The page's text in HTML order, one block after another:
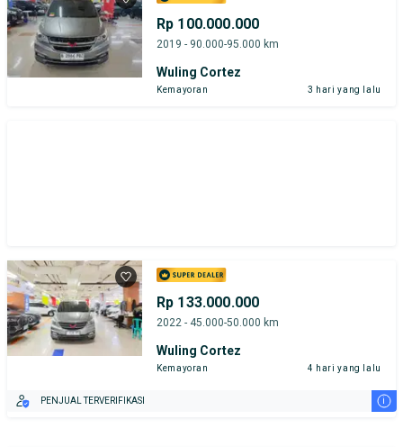
Rp 100.000.000
2019 - 90.000-95.000 km
Wuling Cortez
Kemayoran 3 hari yang lalu
Rp 133.000.000
2022 - 45.000-50.000 km
Wuling Cortez
Kemayoran 4 hari yang lalu
PENJUAL TERVERIFIKASI i